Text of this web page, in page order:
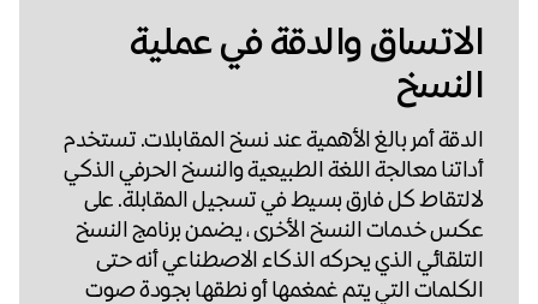
الاتساق والدقة في عملية
النسخ
الدقة أمر بالغ الأهمية عند نسخ المقابلات. تستخدم
أداتنا معالجة اللغة الطبيعية والنسخ الحرفي الذكي
لالتقاط كل فارق بسيط في تسجيل المقابلة. على
عكس خدمات النسخ الأخرى ، يضمن برنامج النسخ
التلقائي الذي يحركه الذكاء الاصطناعي أنه حتى
الكلمات التي يتم غمغمها أو نطقها بجودة صوت